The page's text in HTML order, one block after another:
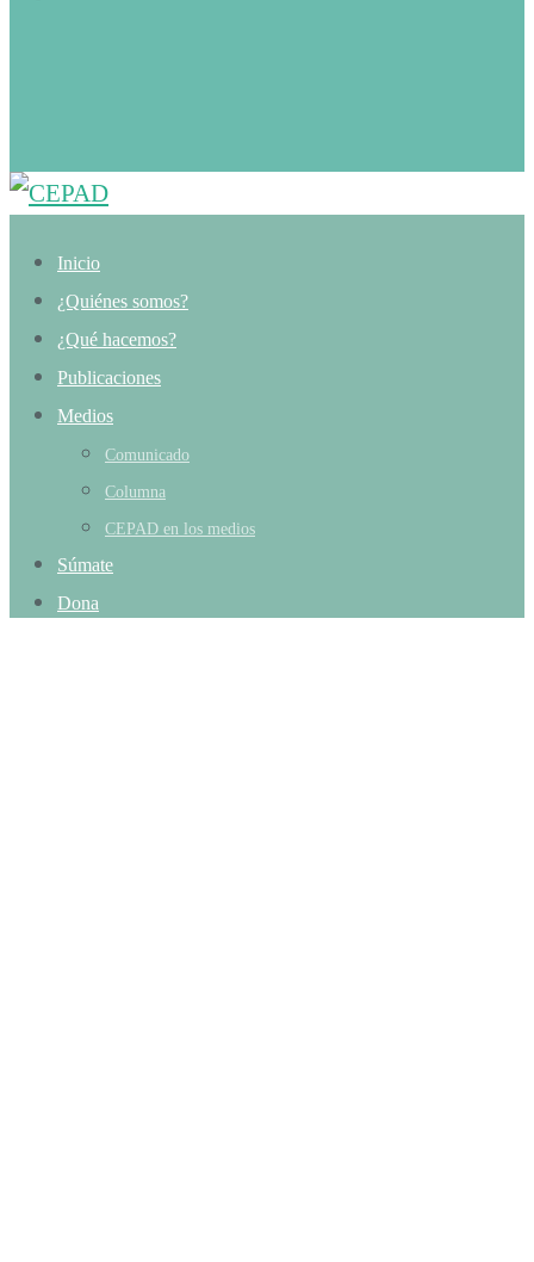
Inicio
¿Quiénes somos?
¿Qué hacemos?
Publicaciones
Medios
Comunicado
Columna
CEPAD en los medios
Súmate
Dona